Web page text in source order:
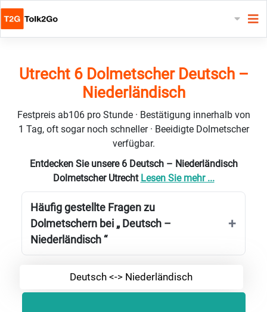
Utrecht 6 Dolmetscher Deutsch –
Niederländisch
Festpreis ab106 pro Stunde · Bestätigung innerhalb von
1 Tag, oft sogar noch schneller · Beeidigte Dolmetscher
verfügbar.
Entdecken Sie unsere 6 Deutsch – Niederländisch
Dolmetscher Utrecht Lesen Sie mehr ...
Häufig gestellte Fragen zu
Dolmetschern bei „ Deutsch –
Niederländisch “
Deutsch <-> Niederländisch